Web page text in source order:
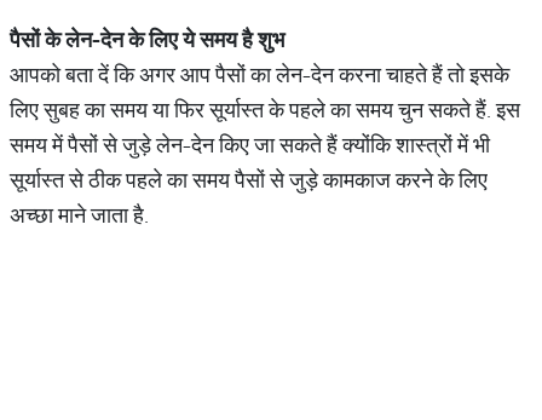
पैसोंकेलेन-देनकेलिएयेसमयहैशुभ
आपको बता दें कि अगर आप पैसों का लेन-देन करना चाहते हैं तो इसके
लिए सुबह का समय या फिर सूर्यास्त के पहले का समय चुन सकते हैं. इस
समय में पैसों से जुड़े लेन-देन किए जा सकते हैं क्योंकि शास्त्रों में भी
सूर्यास्त से ठीक पहले का समय पैसों से जुड़े कामकाज करने के लिए
अच्छा माने जाता है.